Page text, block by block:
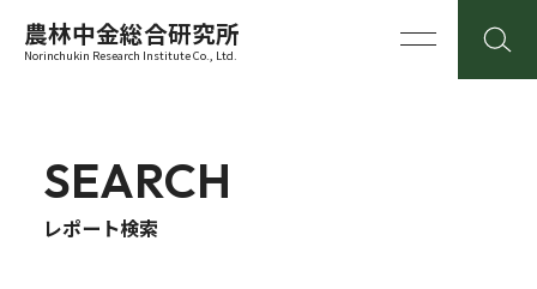
農林中金総合研究所
Norinchukin Research Institute Co., Ltd.
SEARCH
レポート検索